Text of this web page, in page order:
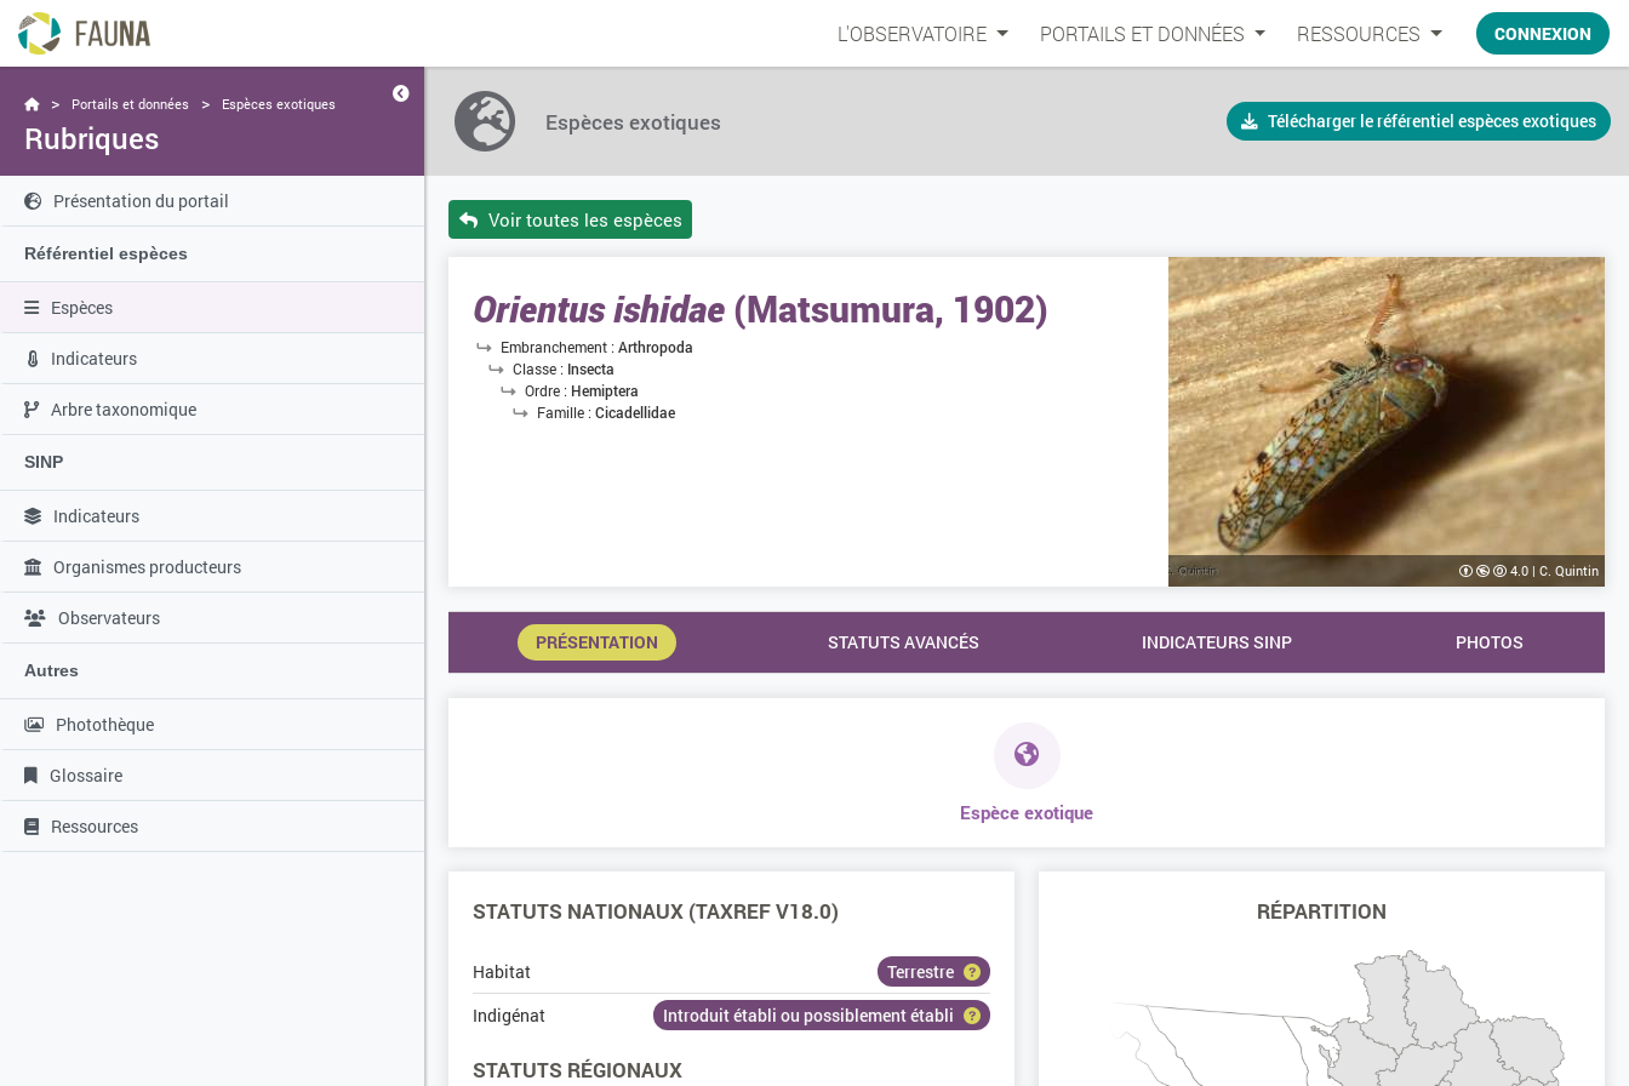
L'OBSERVATOIRE PORTAILS ET DONNÉES RESSOURCES CONNEXION
> Portails et données > Espèces exotiques
Rubriques
Présentation du portail
Référentiel espèces
Espèces
Indicateurs
Arbre taxonomique
SINP
Indicateurs
Organismes producteurs
Observateurs
Autres
Photothèque
Glossaire
Ressources
Espèces exotiques Télécharger le référentiel espèces exotiques
Voir toutes les espèces
Orientus ishidae (Matsumura, 1902)
Embranchement : Arthropoda
Classe : Insecta
Ordre : Hemiptera
Famille : Cicadellidae
4.0 | C. Quintin
PRÉSENTATION STATUTS AVANCÉS INDICATEURS SINP PHOTOS
Espèce exotique
RÉPARTITION
STATUTS NATIONAUX (TAXREF V18.0)
Habitat
Terrestre
Indigénat
Introduit établi ou possiblement établi
STATUTS RÉGIONAUX